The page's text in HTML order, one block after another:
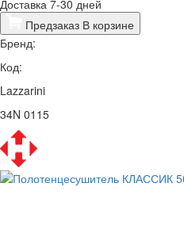
Доставка 7-30 дней
Предзаказ В корзине
Бренд:
Код:
Lazzarini
34N 0115